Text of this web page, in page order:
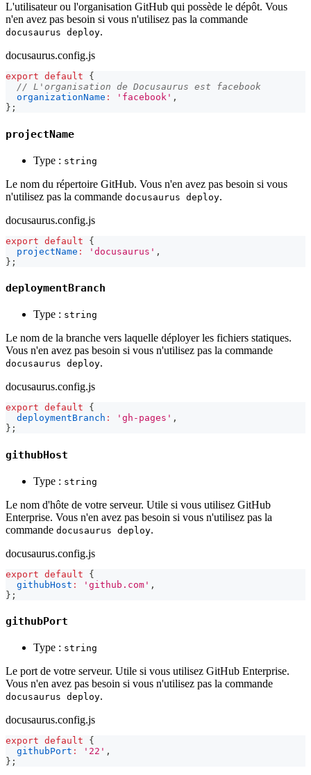
L'utilisateur ou l'organisation GitHub qui possède le dépôt. Vous
n'en avez pas besoin si vous n'utilisez pas la commande
docusaurus deploy.
docusaurus.config.js
export default
{
// L'organisation de Docusaurus est facebook
organizationName : 'facebook' ,
} ;
projectName
Type : string
Le nom du répertoire GitHub. Vous n'en avez pas besoin si vous
n'utilisez pas la commande docusaurus deploy.
docusaurus.config.js
export default
{
projectName : 'docusaurus' ,
} ;
deploymentBranch
Type : string
Le nom de la branche vers laquelle déployer les fichiers statiques.
Vous n'en avez pas besoin si vous n'utilisez pas la commande
docusaurus deploy.
docusaurus.config.js
export default
{
deploymentBranch : 'gh-pages' ,
} ;
githubHost
Type : string
Le nom d'hôte de votre serveur. Utile si vous utilisez GitHub
Enterprise. Vous n'en avez pas besoin si vous n'utilisez pas la
commande docusaurus deploy.
docusaurus.config.js
export default
{
githubHost : 'github.com' ,
} ;
githubPort
Type : string
Le port de votre serveur. Utile si vous utilisez GitHub Enterprise.
Vous n'en avez pas besoin si vous n'utilisez pas la commande
docusaurus deploy.
docusaurus.config.js
export default
{
githubPort : '22' ,
} ;